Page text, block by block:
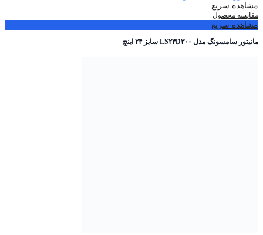
مشاهده سریع
مقایسه محصول
مشاهده سریع
مانیتور سامسونگ مدل LS۲۴D۳۰۰ سایز ۲۴ اینچ